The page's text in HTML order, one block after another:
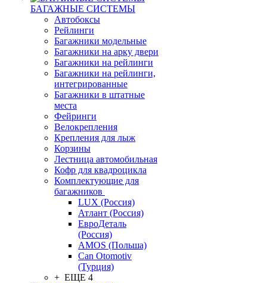
БАГАЖНЫЕ СИСТЕМЫ
Автобоксы
Рейлинги
Багажники модельные
Багажники на арку двери
Багажники на рейлинги
Багажники на рейлинги,
интегрированные
Багажники в штатные
места
Фейринги
Велокрепления
Крепления для лыж
Корзины
Лестница автомобильная
Кофр для квадроцикла
Комплектующие для
багажников
LUX (Россия)
Атлант (Россия)
ЕвроДеталь
(Россия)
AMOS (Польша)
Can Otomotiv
(Турция)
+ ЕЩЕ 4